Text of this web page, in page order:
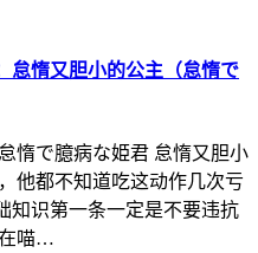
怠惰又胆小的公主（怠惰で
惰で臆病な姫君 怠惰又胆小
他都不知道吃这动作几次亏
知识第一条一定是不要违抗
喵…